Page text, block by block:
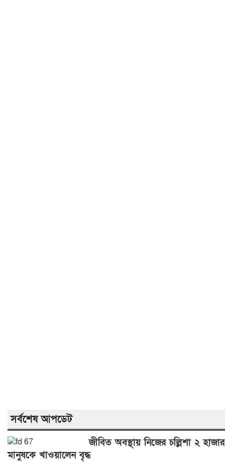
সর্বশেষ আপডেট
জীবিত অবস্থায় নিজের চল্লিশা ২ হাজার
মানুষকে খাওয়ালেন বৃদ্ধ